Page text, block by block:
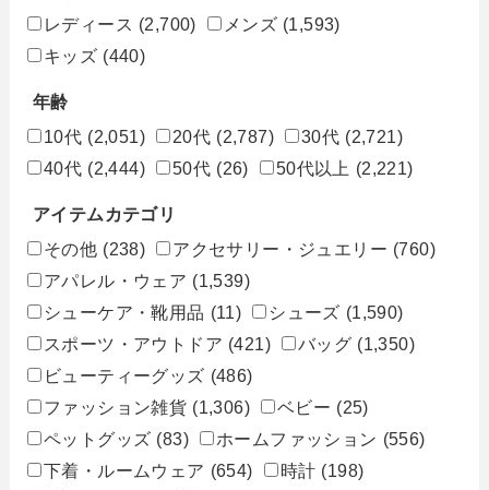
レディース (2,700) メンズ (1,593)
キッズ (440)
年齢
10代 (2,051) 20代 (2,787) 30代 (2,721)
40代 (2,444) 50代 (26) 50代以上 (2,221)
アイテムカテゴリ
その他 (238) アクセサリー・ジュエリー (760)
アパレル・ウェア (1,539)
シューケア・靴用品 (11) シューズ (1,590)
スポーツ・アウトドア (421) バッグ (1,350)
ビューティーグッズ (486)
ファッション雑貨 (1,306) ベビー (25)
ペットグッズ (83) ホームファッション (556)
下着・ルームウェア (654) 時計 (198)